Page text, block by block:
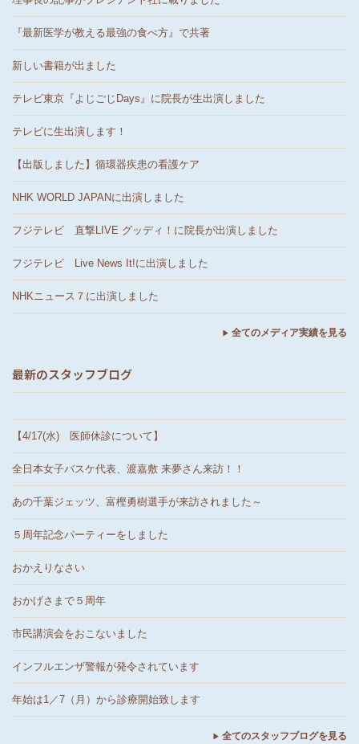
『最新医学が教える最強の食べ方』で共著
新しい書籍が出ました
テレビ東京『よじごじDays』に院長が生出演しました
テレビに生出演します！
【出版しました】循環器疾患の看護ケア
NHK WORLD JAPANに出演しました
フジテレビ 直撃LIVE グッディ！に院長が出演しました
フジテレビ Live News It!に出演しました
NHKニュース７に出演しました
全てのメディア実績を見る
最新のスタッフブログ
【4/17(水) 医師休診について】
全日本女子バスケ代表、渡嘉敷 来夢さん来訪！！
あの千葉ジェッツ、富樫勇樹選手が来訪されました～
５周年記念パーティーをしました
おかえりなさい
おかげさまで５周年
市民講演会をおこないました
インフルエンザ警報が発令されています
年始は1／7（月）から診療開始致します
全てのスタッフブログを見る